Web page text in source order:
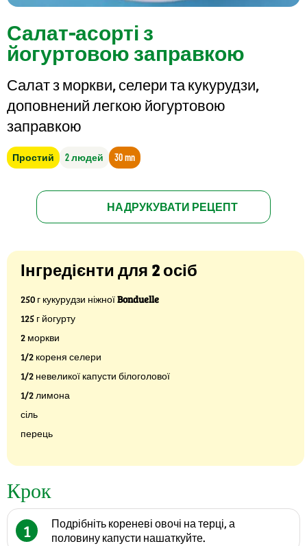
Салат-асорті з
йогуртовою заправкою
Салат з моркви, селери та кукурудзи,
доповнений легкою йогуртовою
заправкою
Простий 2 людей 30 mn
НАДРУКУВАТИ РЕЦЕПТ
Інгредієнти для 2 осіб
250 г кукурудзи ніжноїBonduelle
125 г йогурту
2 моркви
1/2 кореня селери
1/2 невеликої капусти білоголової
1/2 лимона
сіль
перець
Крок
1
Подрібніть кореневі овочі на терці, а
половину капусти нашаткуйте.